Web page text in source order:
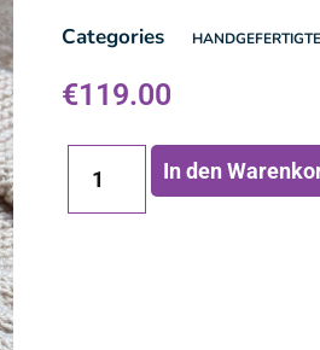
Categories
€119.00
In den